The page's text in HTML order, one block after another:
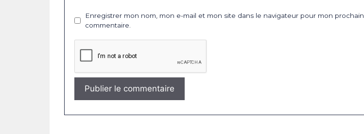
Enregistrer mon nom, mon e-mail et mon site dans le navigateur pour mon prochain
commentaire.